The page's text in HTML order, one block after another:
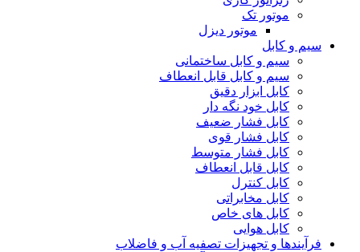
موتور تک
موتور دیزل
سیم و کابل
سیم و کابل ساختمانی
سیم و کابل قابل انعطاف
کابل ابزار دقیق
کابل خود نگه دار
کابل فشار ضعیف
کابل فشار قوی
کابل فشار متوسط
کابل قابل انعطاف
کابل کنترل
کابل مخابراتی
کابل های خاص
کابل هوایی
فرآیندها و تجهیزات تصفیه آب و فاضلاب